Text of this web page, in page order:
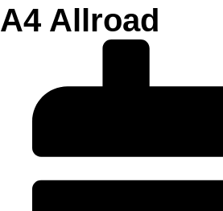
A4 Allroad